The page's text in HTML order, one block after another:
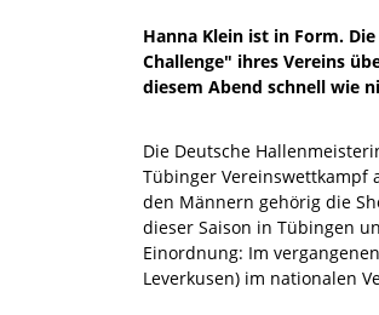
Hanna Klein ist in Form.
Challenge" ihres Vereins
diesem Abend schnell wie
Die Deutsche
Tübinger Vereinswettkampf
den Männern gehörig die
dieser Saison in Tübingen
Einordnung: Im
Leverkusen) im nationalen